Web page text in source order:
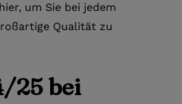
um Sie bei jedem
Qualität zu
25 bei